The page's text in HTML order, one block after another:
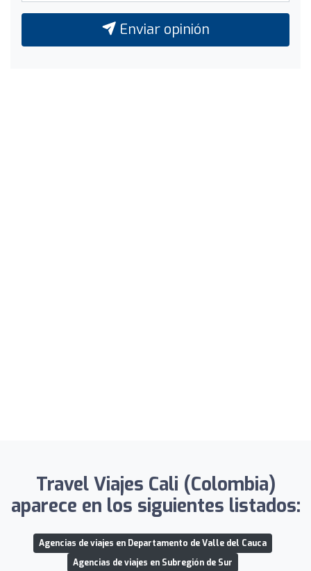
Enviar opinión
Travel Viajes Cali (Colombia)
aparece en los siguientes listados:
Agencias de viajes en Departamento de Valle del Cauca
Agencias de viajes en Subregión de Sur